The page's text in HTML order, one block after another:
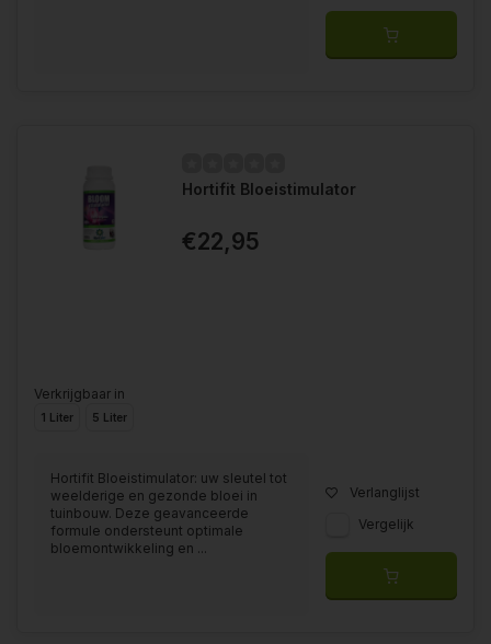
Hortifit Bloeistimulator
€22,95
Verkrijgbaar in
1 Liter 5 Liter
Hortifit Bloeistimulator: uw sleutel tot
weelderige en gezonde bloei in
tuinbouw. Deze geavanceerde
formule ondersteunt optimale
bloemontwikkeling en ...
Verlanglijst
Vergelijk